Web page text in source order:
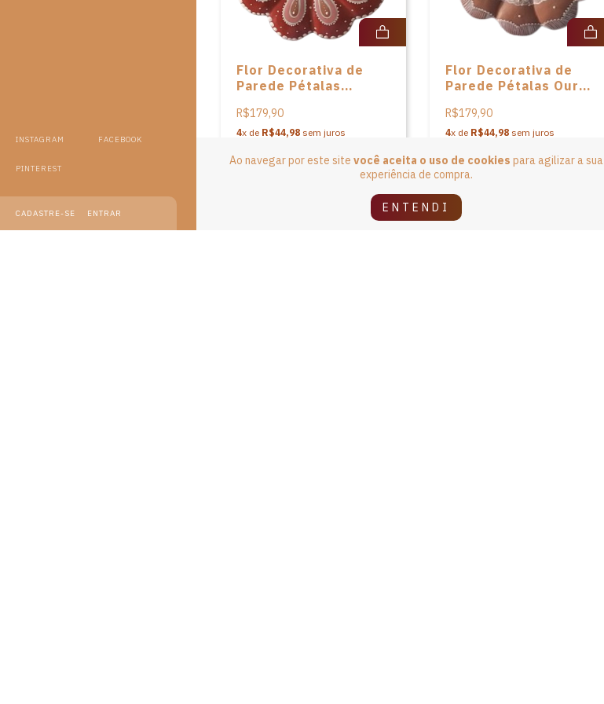
INSTAGRAM FACEBOOK
PINTEREST
CADASTRE-SE ENTRAR
Ao navegar por este site você aceita o uso de cookies para agilizar a sua
experiência de compra.
ENTENDI
Flor Decorativa de
Parede Pétalas
Anisia de Souza
R$179,90
4x de R$44,98 sem juros
Flor Decorativa de
Parede Pétalas Ouro
de Souza
R$179,90
4x de R$44,98sem juros